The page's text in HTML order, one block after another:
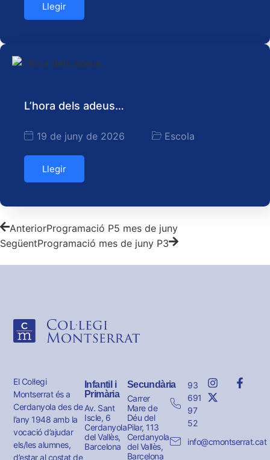
Llegir
L’hora dels adeus…
19 de juny de 2026 Escola
Llegir
AnteriorProgramació P5 mes de juny
SegüentProgramació mes de juny P3
El Col·legi
Montserrat és a
Cerdanyola des de
l’any 1948 amb la
vocació d’ajudar
els/les alumnes,
d’estar al costat de
Infantil i
Primària
Av. Sant
Iscle, 6
Cerdanyola
del Vallès,
Barcelona
Secundària
Carrer
Mare de
Déu del
Pilar, 113
Cerdanyola
del Vallès,
Barcelona
93
691
97
52
info@cmontserrat.cat